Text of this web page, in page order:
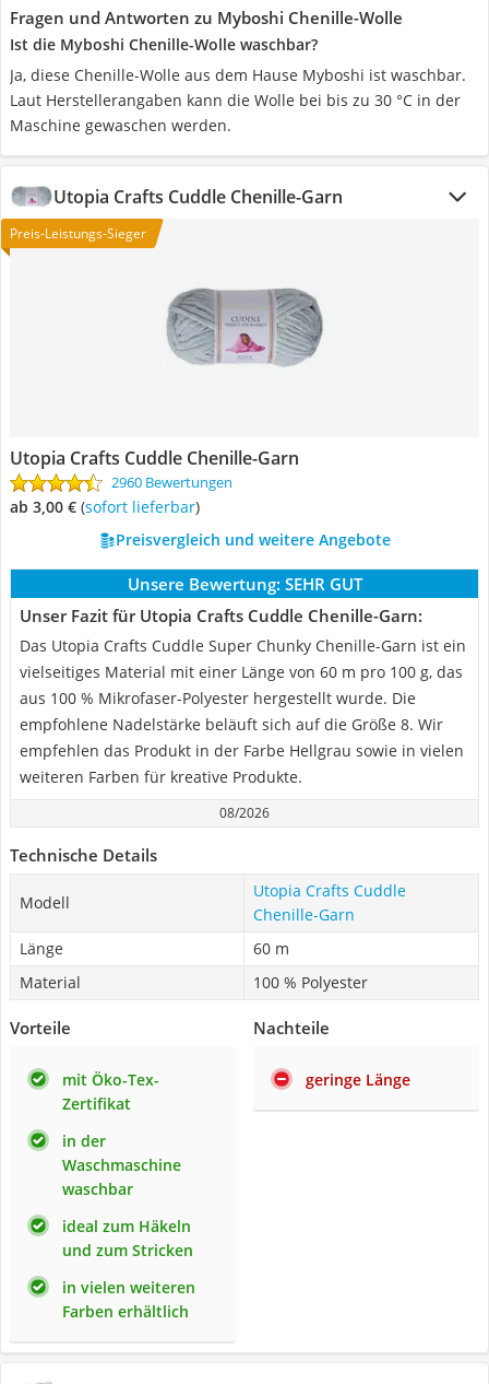
Fragen und Antworten zu Myboshi Chenille-Wolle
Ist die Myboshi Chenille-Wolle waschbar?
Ja, diese Chenille-Wolle aus dem Hause Myboshi ist waschbar.
Laut Herstellerangaben kann die Wolle bei bis zu 30 °C in der
Maschine gewaschen werden.
Utopia Crafts Cuddle Chenille-Garn
Preis-Leistungs-Sieger
Utopia Crafts Cuddle Chenille-Garn
2960 Bewertungen
ab 3,00 € ( Sofort lieferbar)
Preisvergleich und weitere Angebote
Unsere Bewertung: SEHR GUT
Unser Fazit für Utopia Crafts Cuddle Chenille-Garn:
Das Utopia Crafts Cuddle Super Chunky Chenille-Garn ist ein
vielseitiges Material mit einer Länge von 60 m pro 100 g, das
aus 100 % Mikrofaser-Polyester hergestellt wurde. Die
empfohlene Nadelstärke beläuft sich auf die Größe 8. Wir
empfehlen das Produkt in der Farbe Hellgrau sowie in vielen
weiteren Farben für kreative Produkte.
08/2026
Technische Details
Modell
Utopia Crafts Cuddle
Chenille-Garn
Länge
60 m
Material
100 % Polyester
Vorteile
mit Öko-Tex-
Zertifikat
in der
Waschmaschine
waschbar
ideal zum Häkeln
und zum Stricken
in vielen weiteren
Farben erhältlich
Nachteile
geringe Länge